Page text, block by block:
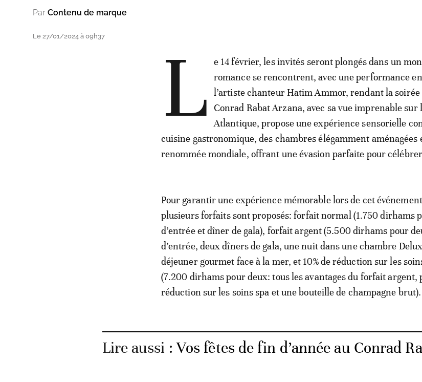
Par Contenu de marque
Le 27/01/2024 à 09h37 L
e 14 février, les invités seront plongés dans un
romance se rencontrent, avec une performance
l’artiste chanteur Hatim Ammor, rendant la
Conrad Rabat Arzana, avec sa vue imprenable sur
Atlantique, propose une expérience sensorielle
cuisine gastronomique, des chambres élégamment aménagées
renommée mondiale, offrant une évasion parfaite pour
Pour garantir une expérience mémorable lors de cet
plusieurs forfaits sont proposés: forfait normal (1.750 dirhams
d’entrée et dîner de gala), forfait argent (5.500 dirhams pour
d’entrée, deux dîners de gala, une nuit dans une chambre
déjeuner gourmet face à la mer, et 10% de réduction sur les
(7.200 dirhams pour deux: tous les avantages du forfait argent,
réduction sur les soins spa et une bouteille de champagne brut).
Lire aussi :Vos fêtes de fin d’année au Conrad